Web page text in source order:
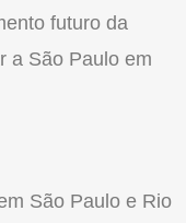
futuro da
a São Paulo em
São Paulo e Rio